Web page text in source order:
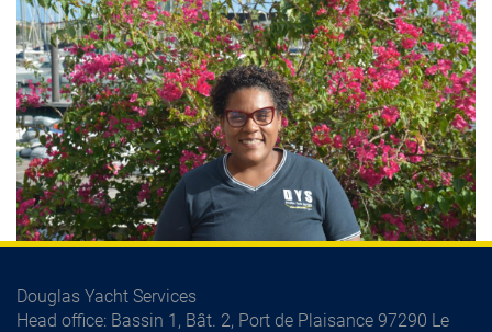
Douglas Yacht Services
Head office: Bassin 1, Bât. 2, Port de Plaisance 97290 Le